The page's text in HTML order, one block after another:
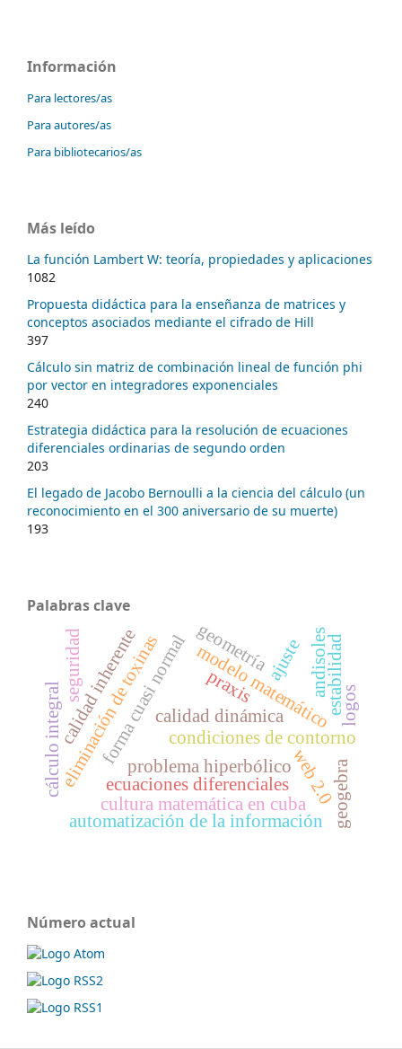
Información
Para lectores/as
Para autores/as
Para bibliotecarios/as
Más leído
La función Lambert W: teoría, propiedades y aplicaciones
1082
Propuesta didáctica para la enseñanza de matrices y
conceptos asociados mediante el cifrado de Hill
397
Cálculo sin matriz de combinación lineal de función phi
por vector en integradores exponenciales
240
Estrategia didáctica para la resolución de ecuaciones
diferenciales ordinarias de segundo orden
203
El legado de Jacobo Bernoulli a la ciencia del cálculo (un
reconocimiento en el 300 aniversario de su muerte)
193
Palabras clave
problema hiperbólico
condiciones de contorno
modelo matemático
forma cuasi normal
eliminación de toxinas andisoles
calidad inherente calidad dinámica
web 2.0
cálculo integral
ecuaciones diferenciales
cultura matemática en cuba
seguridad geometría
geogebra
automatización de la información
logos
praxis
ajuste estabilidad
Número actual